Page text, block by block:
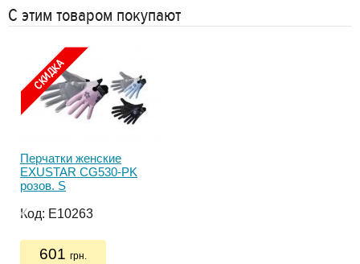
С этим товаром покупают
Перчатки женские
EXUSTAR CG530-PK
розов. S
Код: E10263
601 грн.